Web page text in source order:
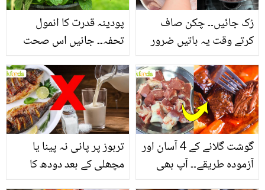
پودینہ قدرت کا انمول
تحفہ۔۔ جانیں اس صحت
انگیز طبی فوائد
رُک جائیں۔۔ چکن صاف
کرتے وقت یہ باتیں ضرور
تربوز پر پانی نہ پینا یا
مچھلی کے بعد دودھ کا
گوشت گلانے کے 4 آسان اور
آزمودہ طریقے۔۔ آپ بھی